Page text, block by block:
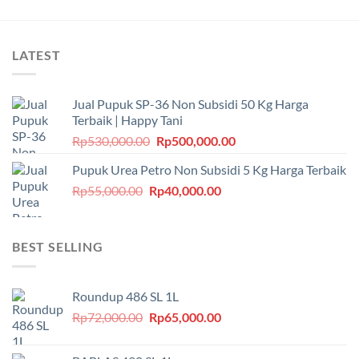
LATEST
Jual Pupuk SP-36 Non Subsidi 50 Kg Harga
Terbaik | Happy Tani
Rp530,000.00 Harga
adalah:
Rp530,000.00.
Rp500,000.00Harga
ini
Pupuk Urea Petro Non Subsidi 5 Kg Harga Terbaik
Rp55,000.00 Harga
Rp40,000.00Harga
BEST SELLING
Roundup 486 SL 1L
Rp72,000.00 Harga
Rp65,000.00Harga